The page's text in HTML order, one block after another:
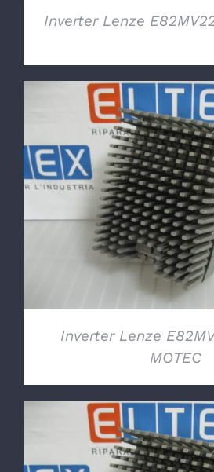
Inverter Lenze
DETTAGLI
Inverter Lenze
MOTEC